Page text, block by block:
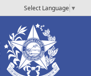
Select Language ▼